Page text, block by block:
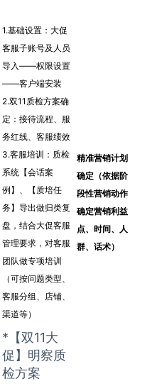
1.基础设置：大促
客服子账号及人员
导入——权限设置
——客户端安装
2.双11质检方案确
定：接待流程、服
务红线、客服绩效
3.客服培训：质检
系统【会话案
例】、【质培任
务】导出做归类复
盘，结合大促客服
管理要求，对客服
团队做专项培训
（可按问题类型、
客服分组、店铺、
渠道等）
*【双11大
促】明察质
检方案
精准营销计划
确定（依据阶
段性营销动作
确定营销利益
点、时间、人
群、话术）